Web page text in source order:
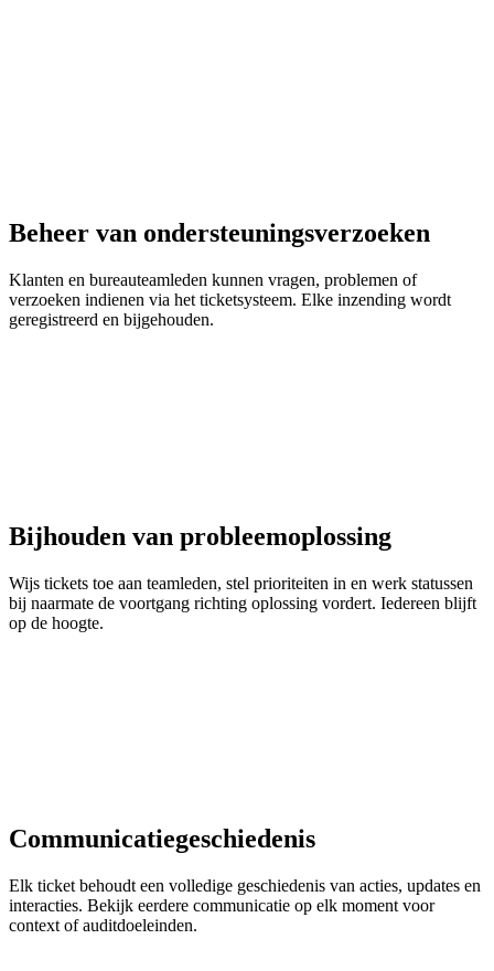
Beheer van ondersteuningsverzoeken
Klanten en bureauteamleden kunnen vragen, problemen of
verzoeken indienen via het ticketsysteem. Elke inzending wordt
geregistreerd en bijgehouden.
Bijhouden van probleemoplossing
Wijs tickets toe aan teamleden, stel prioriteiten in en werk statussen
bij naarmate de voortgang richting oplossing vordert. Iedereen blijft
op de hoogte.
Communicatiegeschiedenis
Elk ticket behoudt een volledige geschiedenis van acties, updates en
interacties. Bekijk eerdere communicatie op elk moment voor
context of auditdoeleinden.